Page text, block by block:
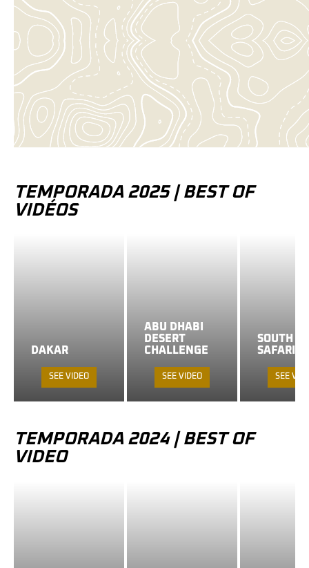
TEMPORADA 2025| BEST OF
VIDÉOS
DAKAR
SEE VIDEO
ABU DHABI
DESERT
CHALLENGE
SEE VIDEO
SOUTH
SAFARI
SEE
TEMPORADA 2024 | BEST OF
VIDEO